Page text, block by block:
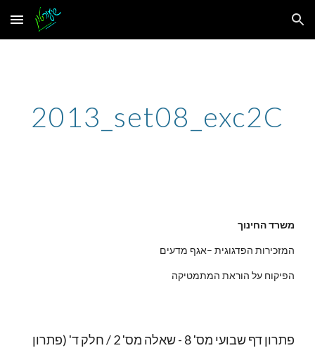
Skip to main content Skip to navigation
2013_set08_exc2C
משרד החינוך
המזכירות הפדגוגית –אגף מדעים
הפיקוח על הוראת המתמטיקה
פתרון דף שבועי מס' 8 - שאלה מס' 2 / חלק ד' (פתרון